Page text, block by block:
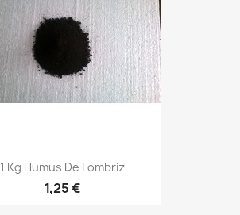
1 Kg Humus De Lombriz
1,25 €